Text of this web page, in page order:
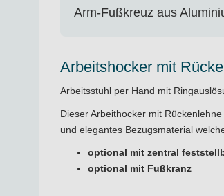
Arm-Fußkreuz aus
Arbeitshocker mit
Arbeitsstuhl per Hand mit
Dieser Arbeithocker mit
und elegantes Bezugsmaterial
optional mit zentral
optional mit Fußkranz